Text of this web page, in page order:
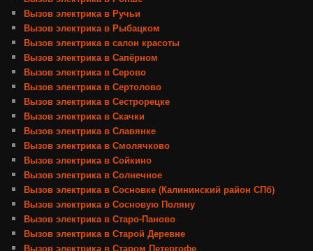
Вызов электрика в Ручьи
Вызов электрика в Рыбацком
Вызов электрика в салон красоты
Вызов электрика в Сапёрном
Вызов электрика в Серово
Вызов электрика в Сертолово
Вызов электрика в Сестрорецке
Вызов электрика в Скачки
Вызов электрика в Славянке
Вызов электрика в Смолячково
Вызов электрика в Сойкино
Вызов электрика в Солнечное
Вызов электрика в Сосновке (Калининский район СПб)
Вызов электрика в Сосновую Поляну
Вызов электрика в Старо-Паново
Вызов электрика в Старой Деревне
Вызов электрика в Старом Петергофе